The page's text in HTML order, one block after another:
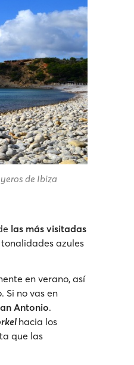
de Ibiza
las más visitadas
azules
en verano, así
Si no vas en
Antonio.
hacia los
que las